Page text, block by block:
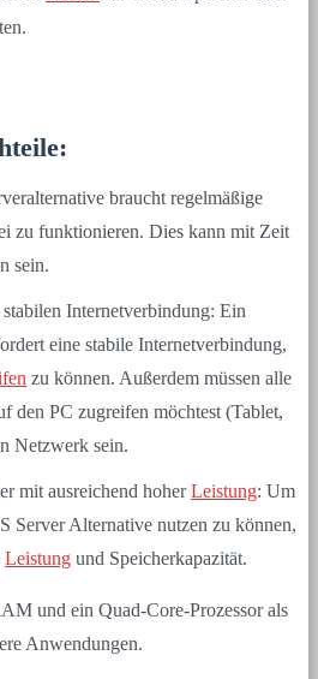
braucht regelmäßige
zu funktionieren. Dies kann mit Zeit
sein.
Internetverbindung: Ein
eine stabile Internetverbindung,
zu können. Außerdem müssen alle
den PC zugreifen möchtest (Tablet,
Netzwerk sein.
mit ausreichend hoherLeistung: Um
Server Alternative nutzen zu können,
Leistung und Speicherkapazität.
und ein Quad-Core-Prozessor als
Anwendungen.